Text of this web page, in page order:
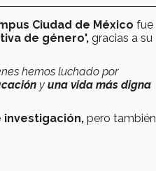
Ciudad de México fue
de género', gracias a su
hemos luchado por
y una vida más digna
investigación, pero también